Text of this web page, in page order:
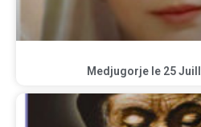
Medjugorje le 25